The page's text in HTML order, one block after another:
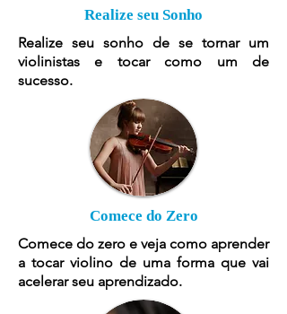
Realize seu Sonho
Realize seu sonho de se tornar um
violinistas e tocar como um de
sucesso.
Comece do Zero
Comece do zero e veja como aprender
a tocar violino de uma forma que vai
acelerar seu aprendizado.